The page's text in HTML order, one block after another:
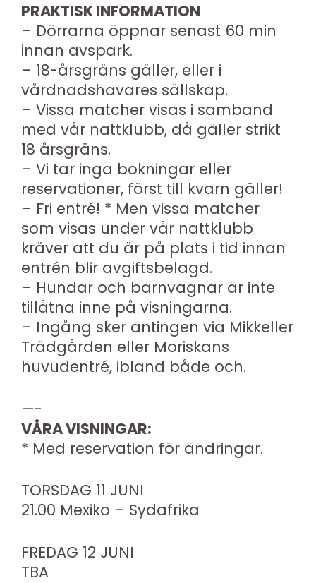
PRAKTISK INFORMATION
– Dörrarna öppnar senast 60 min
innan avspark.
– 18-årsgräns gäller, eller i
vårdnadshavares sällskap.
– Vissa matcher visas i samband
med vår nattklubb, då gäller strikt
18 årsgräns.
– Vi tar inga bokningar eller
reservationer, först till kvarn gäller!
– Fri entré! * Men vissa matcher
som visas under vår nattklubb
kräver att du är på plats i tid innan
entrén blir avgiftsbelagd.
– Hundar och barnvagnar är inte
tillåtna inne på visningarna.
– Ingång sker antingen via Mikkeller
Trädgården eller Moriskans
huvudentré, ibland både och.
—-
VÅRA VISNINGAR:
* Med reservation för ändringar.
TORSDAG 11 JUNI
21.00 Mexiko – Sydafrika
FREDAG 12 JUNI
TBA